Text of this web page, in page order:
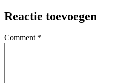
Reactie toevoegen
Comment *